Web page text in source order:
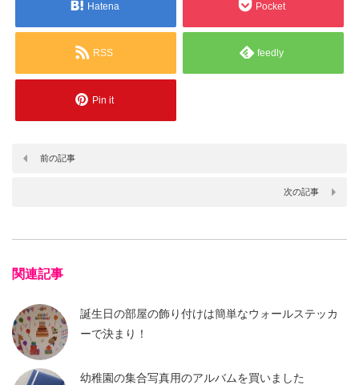
Hatena Pocket
RSS feedly
Pin it
前の記事
次の記事
関連記事
誕生日の部屋の飾り付けは簡単なウォールステッカ
ーで決まり！
幼稚園の集合写真用のアルバムを買いました